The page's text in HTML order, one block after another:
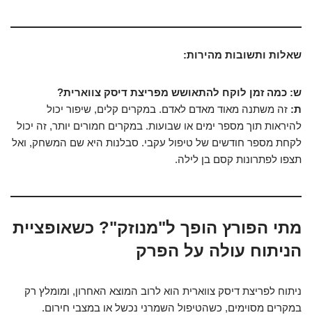
שאלות ותשובות מהירות:
ש: כמה זמן לוקח להתאושש מפריצת דיסק צווארית?
ת: זה משתנה מאוד מאדם לאדם. במקרים קלים, שיפור יכול
להיראות תוך מספר ימים או שבועות. במקרים חמורים יותר, זה יכול
לקחת מספר חודשים של טיפול עקבי. סבלנות היא שם המשחק, ואל
תצפו לפתרונות קסם בן לילה.
מתי הפורץ הופך ל"מנוזק"? כשאופציית
הניתוח עולה על הפרק
ניתוח לפריצת דיסק צווארית הוא לרוב המוצא האחרון, ומומלץ רק
במקרים מסוימים, כשהטיפול השמרני נכשל או במצבי חירום.